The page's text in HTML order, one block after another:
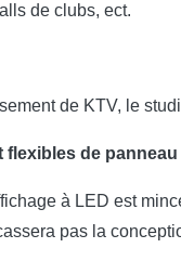
de clubs, ect.
de KTV, le
de
à LED est
pas la